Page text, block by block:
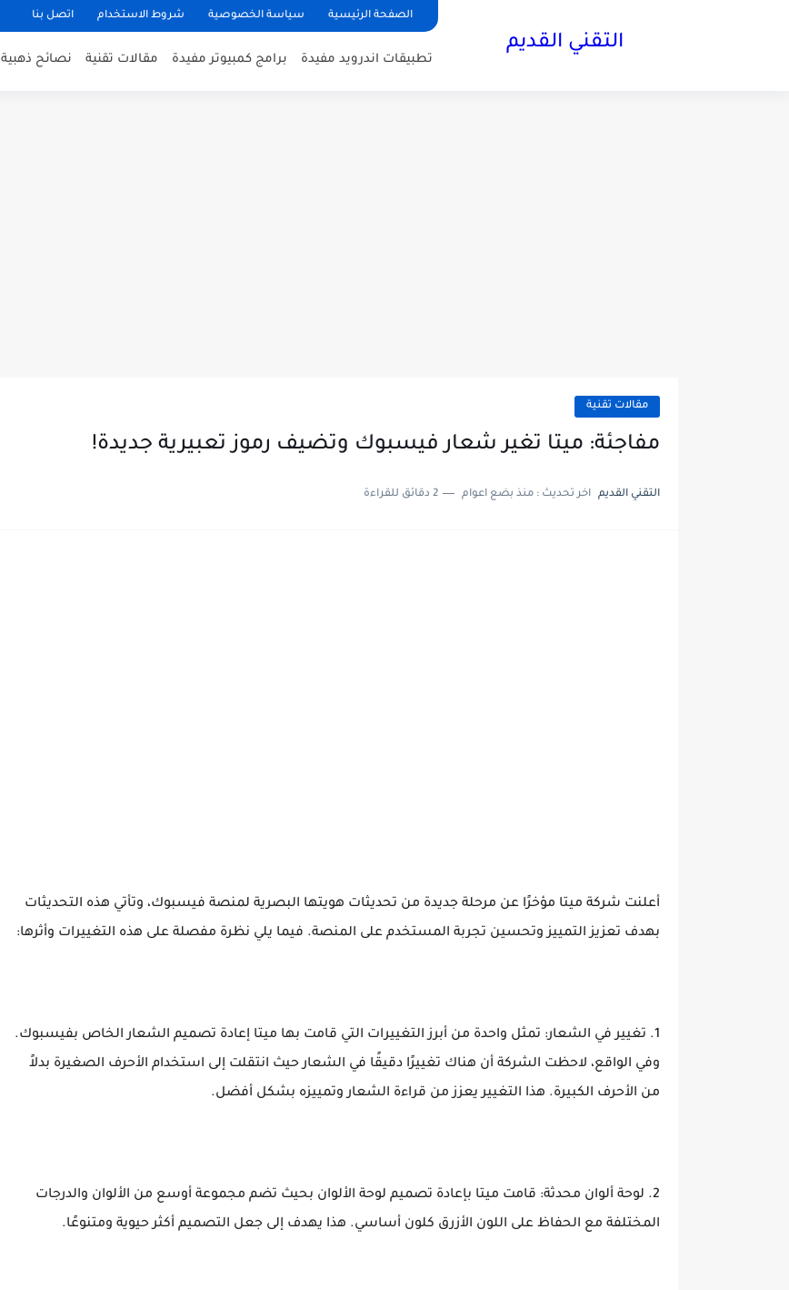
الصفحة الرئيسية سياسة الخصوصية شروط الاستخدام اتصل بنا
التقني القديم
تطبيقات اندرويد مفيدة برامج كمبيوتر مفيدة مقالات تقنية نصائح ذهبية
مقالات تقنية
مفاجئة: ميتا تغير شعار فيسبوك وتضيف رموز تعبيرية جديدة!
التقني القديم اخر تحديث : منذ بضع اعوام 2 دقائق للقراءة
أعلنت شركة ميتا مؤخرًا عن مرحلة جديدة من تحديثات هويتها البصرية لمنصة فيسبوك، وتأتي هذه التحديثات
بهدف تعزيز التمييز وتحسين تجربة المستخدم على المنصة. فيما يلي نظرة مفصلة على هذه التغييرات وأثرها:
1. تغيير في الشعار: تمثل واحدة من أبرز التغييرات التي قامت بها ميتا إعادة تصميم الشعار الخاص بفيسبوك.
وفي الواقع، لاحظت الشركة أن هناك تغييرًا دقيقًا في الشعار حيث انتقلت إلى استخدام الأحرف الصغيرة بدلاً
من الأحرف الكبيرة. هذا التغيير يعزز من قراءة الشعار وتمييزه بشكل أفضل.
2. لوحة ألوان محدثة: قامت ميتا بإعادة تصميم لوحة الألوان بحيث تضم مجموعة أوسع من الألوان والدرجات
المختلفة مع الحفاظ على اللون الأزرق كلون أساسي. هذا يهدف إلى جعل التصميم أكثر حيوية ومتنوعًا.